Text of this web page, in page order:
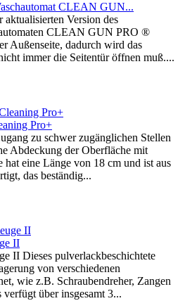
CLEAN GUN...
Version des
CLEAN GUN PRO ®
Außenseite, dadurch wird das
immer die Seitentür öffnen muß....
Pro+
zu schwer zugänglichen Stellen
Abdeckung der Oberfläche mit
eine Länge von 18 cm und ist aus
das beständig...
II
II Dieses pulverlackbeschichtete
von verschiedenen
wie z.B. Schraubendreher, Zangen
verfügt über insgesamt 3...